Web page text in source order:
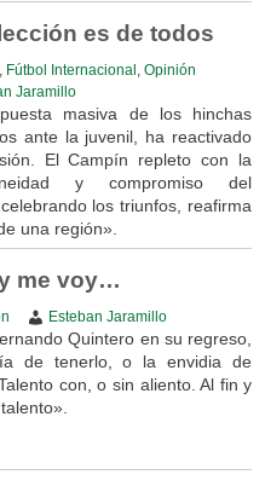
es de todos
, Fútbol Internacional , Opinión
Jaramillo
masiva de los hinchas
ante la juvenil, ha reactivado
El Campín repleto con la
y compromiso del
los triunfos, reafirma
una región».
me voy…
Esteban Jaramillo
Quintero en su regreso,
de tenerlo, o la envidia de
con, o sin aliento. Al fin y